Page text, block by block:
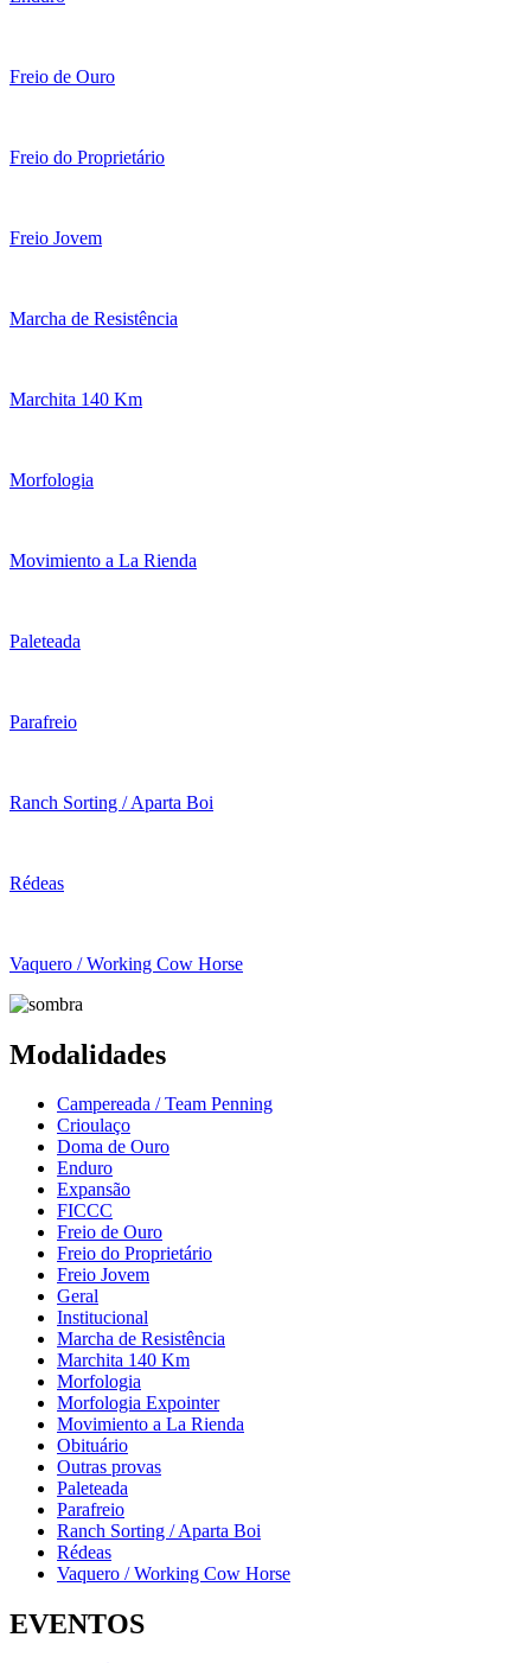
Freio de Ouro
Freio do Proprietário
Freio Jovem
Marcha de Resistência
Marchita 140 Km
Morfologia
Movimiento a La Rienda
Paleteada
Parafreio
Ranch Sorting / Aparta Boi
Rédeas
Vaquero / Working Cow Horse
Modalidades
Campereada / Team Penning
Crioulaço
Doma de Ouro
Enduro
Expansão
FICCC
Freio de Ouro
Freio do Proprietário
Freio Jovem
Geral
Institucional
Marcha de Resistência
Marchita 140 Km
Morfologia
Morfologia Expointer
Movimiento a La Rienda
Obituário
Outras provas
Paleteada
Parafreio
Ranch Sorting / Aparta Boi
Rédeas
Vaquero / Working Cow Horse
EVENTOS